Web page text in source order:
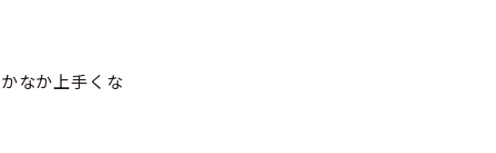
なか上手くな